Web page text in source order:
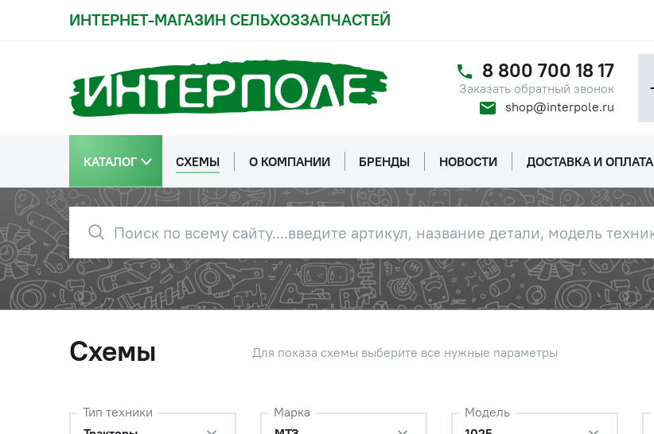
ИНТЕРНЕТ-МАГАЗИН СЕЛЬХОЗЗАПЧАСТЕЙ
8 800 700 18 17
Заказать обратный звонок
shop@interpole.ru
КАТАЛОГ СХЕМЫ О КОМПАНИИ БРЕНДЫ НОВОСТИ ДОСТАВКА И ОПЛАТА
Схемы Для показа схемы выберите все нужные параметры
Тип техники
Марка
Модель